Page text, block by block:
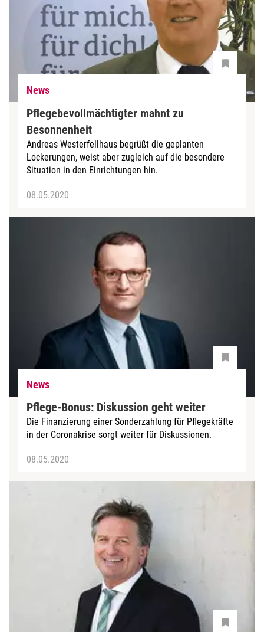
News
Pflegebevollmächtigter mahnt zu
Besonnenheit
Andreas Westerfellhaus begrüßt die geplanten
Lockerungen, weist aber zugleich auf die besondere
Situation in den Einrichtungen hin.
08.05.2020
News
Pflege-Bonus: Diskussion geht weiter
Die Finanzierung einer Sonderzahlung für Pflegekräfte
in der Coronakrise sorgt weiter für Diskussionen.
08.05.2020